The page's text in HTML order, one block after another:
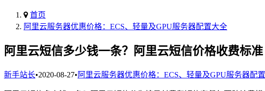
首页
阿里云服务器优惠价格：ECS、轻量及GPU服务器配置大全
阿里云短信多少钱一条？阿里云短信价格收费标准
新手站长•2020-08-27• 阿里云服务器优惠价格：ECS、轻量及GPU服务器配